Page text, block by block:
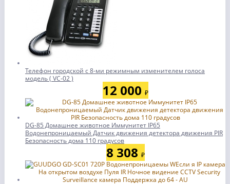
Телефон городской с 8-ми режимным изменителем голоса
модель ( VC-02 )
12 000 ₽
DG-85 Домашнее животное Иммунитет IP65
Водонепроницаемый Датчик движения детектора движения PIR
Безопасность дома 110 градусов
8 308 ₽